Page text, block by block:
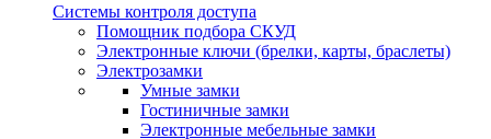
Системы контроля доступа
Помощник подбора СКУД
Электронные ключи (брелки, карты, браслеты)
Электрозамки
Умные замки
Гостиничные замки
Электронные мебельные замки